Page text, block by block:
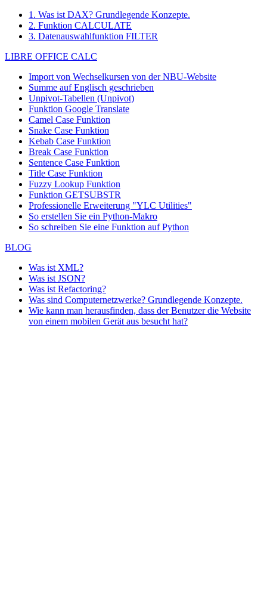
1. Was ist DAX? Grundlegende Konzepte.
2. Funktion CALCULATE
3. Datenauswahlfunktion FILTER
LIBRE OFFICE CALC
Import von Wechselkursen von der NBU-Website
Summe auf Englisch geschrieben
Unpivot-Tabellen (Unpivot)
Funktion Google Translate
Camel Case Funktion
Snake Case Funktion
Kebab Case Funktion
Break Case Funktion
Sentence Case Funktion
Title Case Funktion
Fuzzy Lookup Funktion
Funktion GETSUBSTR
Professionelle Erweiterung "YLC Utilities"
So erstellen Sie ein Python-Makro
So schreiben Sie eine Funktion auf Python
BLOG
Was ist XML?
Was ist JSON?
Was ist Refactoring?
Was sind Computernetzwerke? Grundlegende Konzepte.
Wie kann man herausfinden, dass der Benutzer die Website
von einem mobilen Gerät aus besucht hat?